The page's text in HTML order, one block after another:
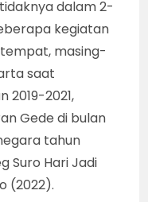
dalam 2-
kegiatan
tempat, masing-
saat
2021,
Gede di bulan
tahun
Suro Hari Jadi
(2022).